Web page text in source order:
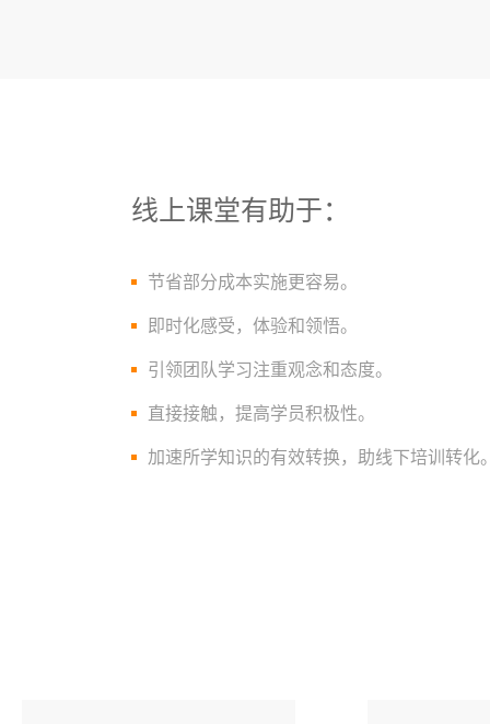
线上课堂有助于：
节省部分成本实施更容易。
即时化感受，体验和领悟。
引领团队学习注重观念和态度。
直接接触，提高学员积极性。
加速所学知识的有效转换，助线下培训转化